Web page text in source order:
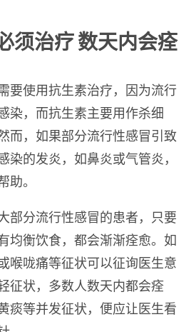
须治疗 数天内会痊
要使用抗生素治疗，因为流行
染，而抗生素主要用作杀细
而，如果部分流行性感冒引致
染的发炎，如鼻炎或气管炎，
助。
部分流行性感冒的患者，只要
均衡饮食，都会渐渐痊愈。如
喉咙痛等征状可以征询医生意
征状，多数人数天内都会痊
痰等并发征状，便应让医生看